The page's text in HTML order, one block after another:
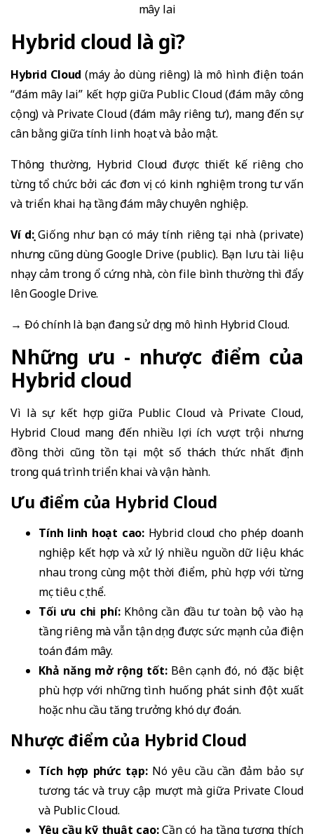
mây lai
Hybrid cloud là gì?
Hybrid Cloud (máy ảo dùng riêng) là mô hình điện toán
“đám mây lai” kết hợp giữa Public Cloud (đám mây công
cộng) và Private Cloud (đám mây riêng tư), mang đến sự
cân bằng giữa tính linh hoạt và bảo mật.
Thông thường, Hybrid Cloud được thiết kế riêng cho
từng tổ chức bởi các đơn vị có kinh nghiệm trong tư vấn
và triển khai hạ tầng đám mây chuyên nghiệp.
Ví dụ:Giống như bạn có máy tính riêng tại nhà (private)
nhưng cũng dùng Google Drive (public). Bạn lưu tài liệu
nhạy cảm trong ổ cứng nhà, còn file bình thường thì đẩy
lên Google Drive.
→ Đó chính là bạn đang sử dụng mô hình Hybrid Cloud.
Những ưu - nhược điểm của
Hybrid cloud
Vì là sự kết hợp giữa Public Cloud và Private Cloud,
Hybrid Cloud mang đến nhiều lợi ích vượt trội nhưng
đồng thời cũng tồn tại một số thách thức nhất định
trong quá trình triển khai và vận hành.
Ưu điểm của Hybrid Cloud
Tính linh hoạt cao: Hybrid cloud cho phép doanh
nghiệp kết hợp và xử lý nhiều nguồn dữ liệu khác
nhau trong cùng một thời điểm, phù hợp với từng
mục tiêu cụ thể.
Tối ưu chi phí:Không cần đầu tư toàn bộ vào hạ
tầng riêng mà vẫn tận dụng được sức mạnh của điện
toán đám mây.
Khả năng mở rộng tốt:Bên cạnh đó, nó đặc biệt
phù hợp với những tình huống phát sinh đột xuất
hoặc nhu cầu tăng trưởng khó dự đoán.
Nhược điểm của Hybrid Cloud
Tích hợp phức tạp:Nó yêu cầu cần đảm bảo sự
tương tác và truy cập mượt mà giữa Private Cloud
và Public Cloud.
Yêu cầu kỹ thuật cao:Cần có hạ tầng tương thích